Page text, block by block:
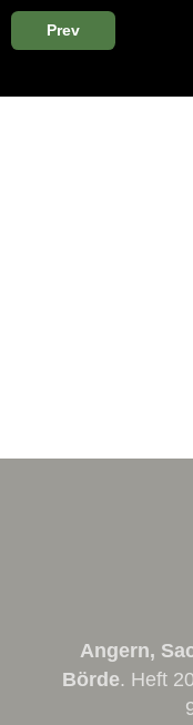
Prev
Angern,
Börde. Heft